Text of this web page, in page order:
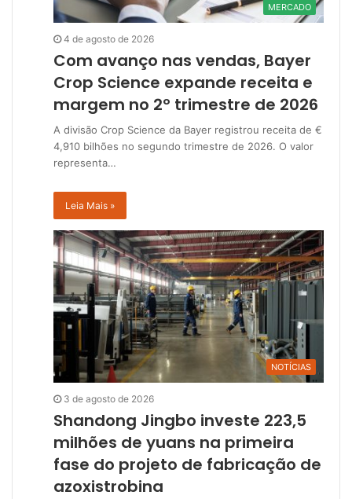
MERCADO
4 de agosto de 2026
Com avanço nas vendas, Bayer
Crop Science expande receita e
margem no 2º trimestre de 2026
A divisão Crop Science da Bayer registrou receita de €
4,910 bilhões no segundo trimestre de 2026. O valor
representa…
Leia Mais »
NOTÍCIAS
3 de agosto de 2026
Shandong Jingbo investe 223,5
milhões de yuans na primeira
fase do projeto de fabricação de
azoxistrobina